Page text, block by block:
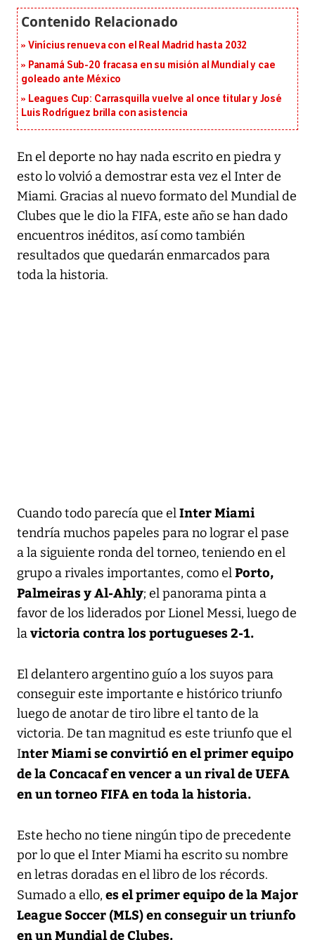
Vinícius renueva con el Real Madrid hasta 2032
Panamá Sub-20 fracasa en su misión al Mundial y cae
goleado ante México
Leagues Cup: Carrasquilla vuelve al once titular y José
Luis Rodríguez brilla con asistencia
En el deporte no hay nada escrito en piedra y
esto lo volvió a demostrar esta vez el Inter de
Miami. Gracias al nuevo formato del Mundial de
Clubes que le dio la FIFA, este año se han dado
encuentros inéditos, así como también
resultados que quedarán enmarcados para
toda la historia.
Cuando todo parecía que elInter Miami
tendría muchos papeles para no lograr el pase
a la siguiente ronda del torneo, teniendo en el
grupo a rivales importantes, como elPorto,
Palmeiras y Al-Ahly; el panorama pinta a
favor de los liderados por Lionel Messi, luego de
lavictoria contra los portugueses 2-1.
El delantero argentino guío a los suyos para
conseguir este importante e histórico triunfo
luego de anotar de tiro libre el tanto de la
victoria. De tan magnitud es este triunfo que el
Inter Miami se convirtió en el primer equipo
de la Concacaf en vencer a un rival de UEFA
en un torneo FIFA en toda la historia.
Este hecho no tiene ningún tipo de precedente
por lo que el Inter Miami ha escrito su nombre
en letras doradas en el libro de los récords.
Sumado a ello, es el primer equipo de la Major
League Soccer (MLS) en conseguir un triunfo
en un Mundial de Clubes.